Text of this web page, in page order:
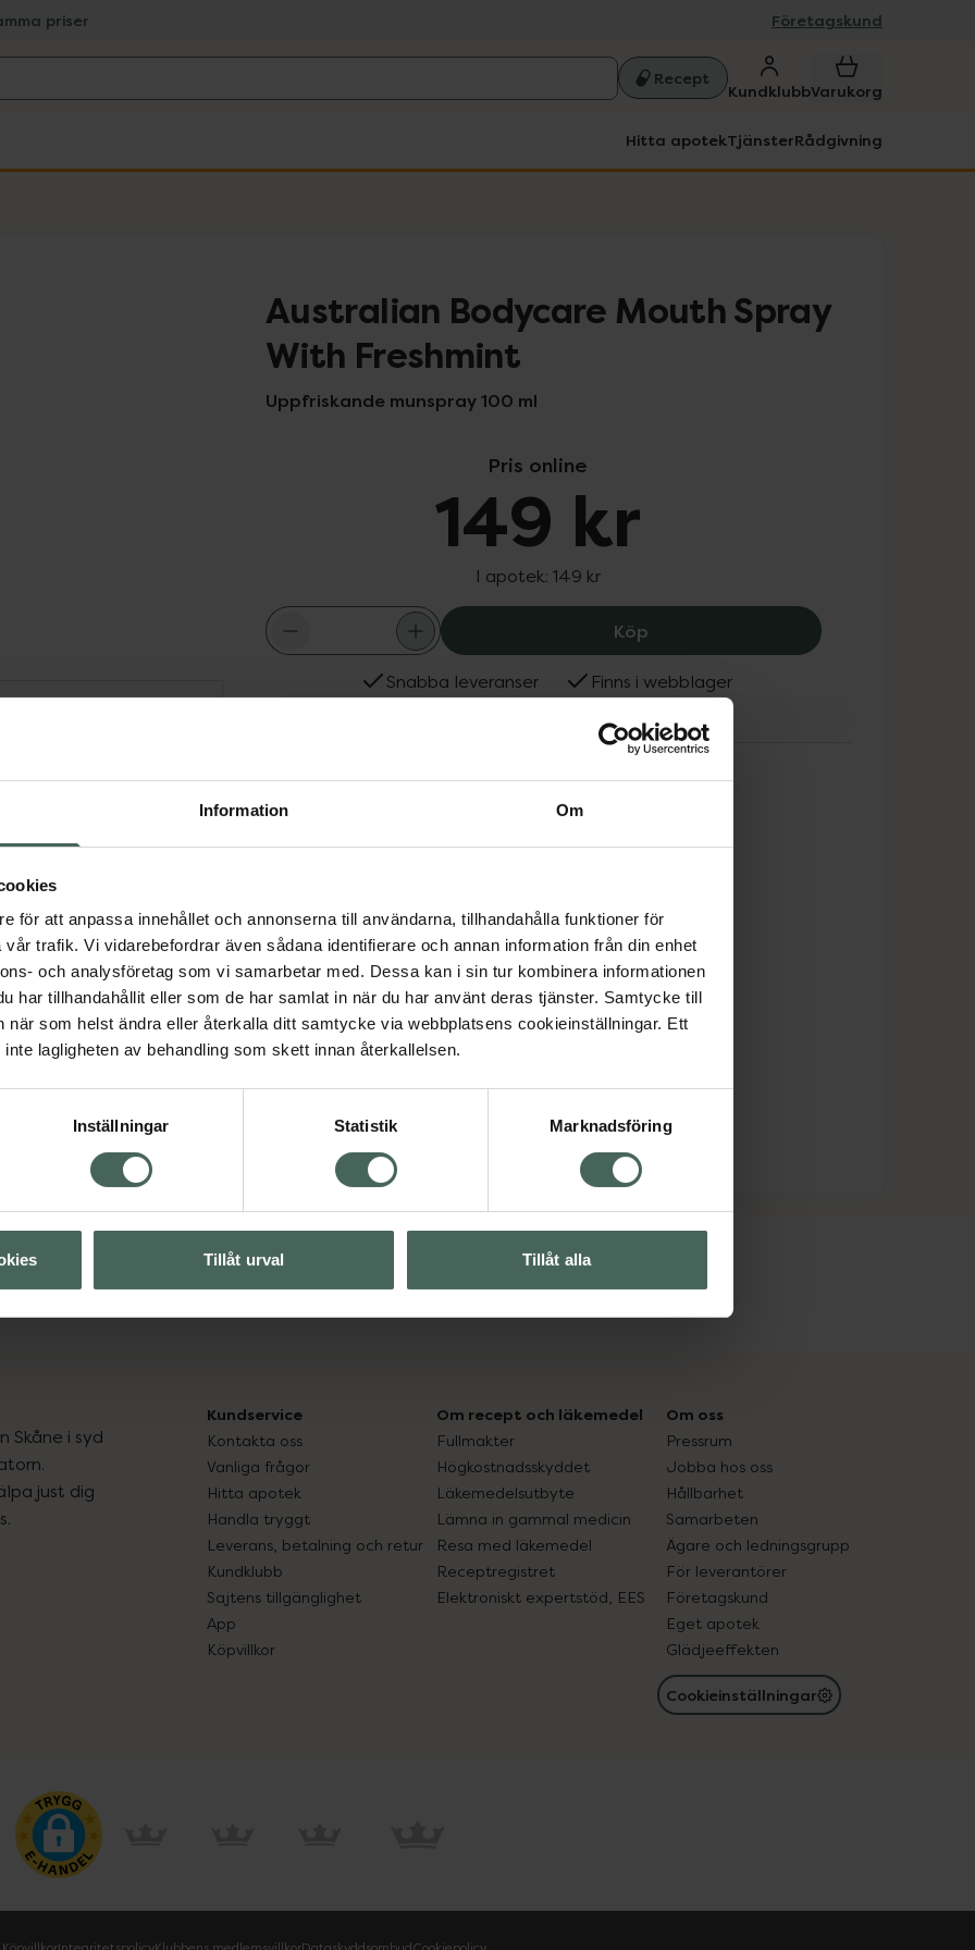
Information Om
för att anpassa innehållet och annonserna till användarna, tillhandahålla funktioner för
trafik. Vi vidarebefordrar även sådana identifierare och annan information från din enhet
och analysföretag som vi samarbetar med. Dessa kan i sin tur kombinera informationen
har tillhandahållit eller som de har samlat in när du har använt deras tjänster. Samtycke till
när som helst ändra eller återkalla ditt samtycke via webbplatsens cookieinställningar. Ett
lagligheten av behandling som skett innan återkallelsen.
Inställningar Statistik Marknadsföring
Tillåt urval Tillåt alla
priser Företagskund
Recept
KundklubbVarukorg
Hitta apotekTjänsterRådgivning
Australian Bodycare Mouth Spray
With Freshmint
Uppfriskande munspray 100 ml
Pris online
149 kr
I apotek: 149 kr
Köp Australian Bodycare Mouth Spray
Snabba leveranser Finns i webblager
Aktuella erbjudanden
med naturliga aktiver
för vård av torr
också dålig
Visa
Skåne i syd
just dig
Kundservice
Kontakta oss
Vanliga frågor
Hitta apotek
Handla tryggt
Leverans, betalning och retur
Kundklubb
Sajtens tillgänglighet
App
Köpvillkor
Om recept och läkemedel
Fullmakter
Högkostnadsskyddet
Läkemedelsutbyte
Lämna in gammal medicin
Resa med läkemedel
Receptregistret
Elektroniskt expertstöd, EES
Om oss
Pressrum
Jobba hos oss
Hållbarhet
Samarbeten
Ägare och ledningsgrupp
För leverantörer
Företagskund
Eget apotek
Glädjeeffekten
Cookieinställningar